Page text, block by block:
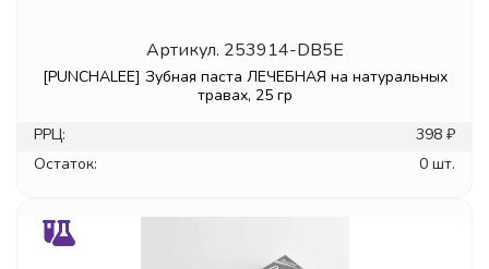
Артикул. 253914-DB5E
[PUNCHALEE] Зубная паста ЛЕЧЕБНАЯ на натуральных
травах, 25 гр
РРЦ:
398 ₽
Остаток:
0 шт.